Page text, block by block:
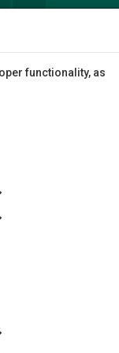
(VPN)
functionality, as